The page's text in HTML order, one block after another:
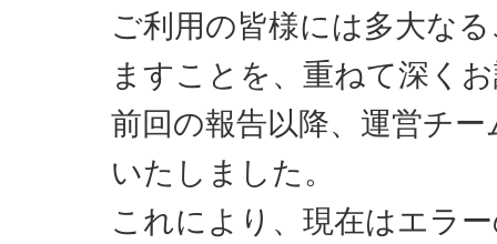
ご利用の皆様には多大な
ますことを、重ねて深く
前回の報告以降、運営チ
いたしました。
これにより、現在はエラ